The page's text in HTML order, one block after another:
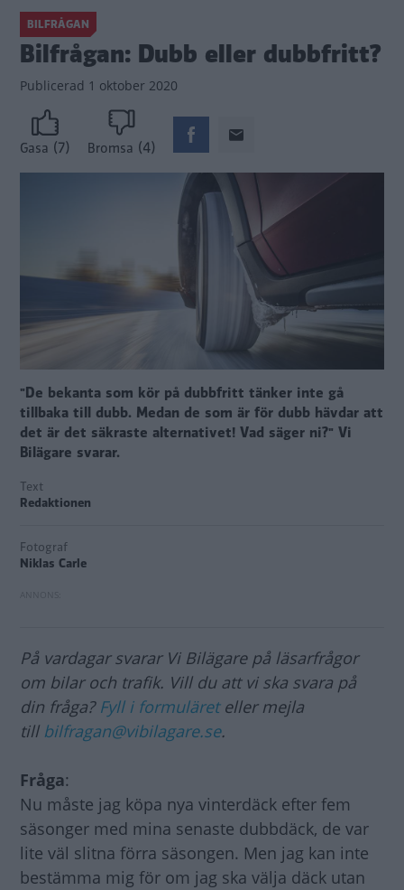
BILFRÅGAN
Bilfrågan: Dubb eller dubbfritt?
Publicerad 1 oktober 2020
Gasa (7) Bromsa (4)
"De bekanta som kör på dubbfritt tänker inte gå
tillbaka till dubb. Medan de som är för dubb hävdar att
det är det säkraste alternativet! Vad säger ni?" Vi
Bilägare svarar.
Text
Redaktionen
Fotograf
Niklas Carle
På vardagar svarar Vi Bilägare på läsarfrågor
om bilar och trafik. Vill du att vi ska svara på
din fråga? Fyll i formuläreteller mejla
till bilfragan@vibilagare.se.
Fråga:
Nu måste jag köpa nya vinterdäck efter fem
säsonger med mina senaste dubbdäck, de var
lite väl slitna förra säsongen. Men jag kan inte
bestämma mig för om jag ska välja däck utan